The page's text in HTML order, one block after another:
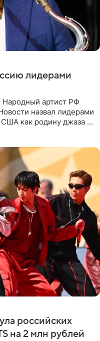
лидерами
артист РФ
назвал лидерами
США как родину джаза и
российских
на 2 млн рублей